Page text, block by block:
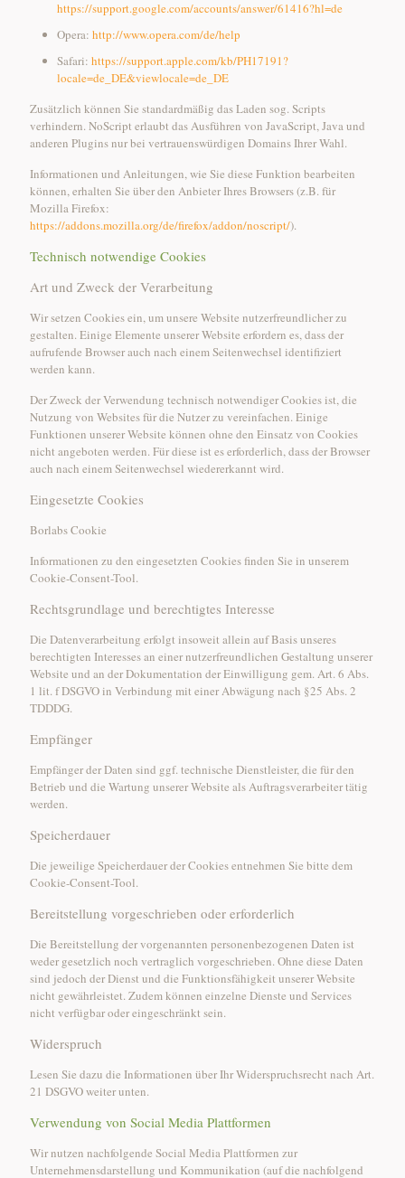
https://support.google.com/accounts/answer/61416?hl=de
Opera: http://www.opera.com/de/help
Safari: https://support.apple.com/kb/PH17191?
locale=de_DE&viewlocale=de_DE
Zusätzlich können Sie standardmäßig das Laden sog. Scripts
verhindern. NoScript erlaubt das Ausführen von JavaScript, Java und
anderen Plugins nur bei vertrauenswürdigen Domains Ihrer Wahl.
Informationen und Anleitungen, wie Sie diese Funktion bearbeiten
können, erhalten Sie über den Anbieter Ihres Browsers (z.B. für
Mozilla Firefox:
https://addons.mozilla.org/de/firefox/addon/noscript/).
Technisch notwendige Cookies
Art und Zweck der Verarbeitung
Wir setzen Cookies ein, um unsere Website nutzerfreundlicher zu
gestalten. Einige Elemente unserer Website erfordern es, dass der
aufrufende Browser auch nach einem Seitenwechsel identifiziert
werden kann.
Der Zweck der Verwendung technisch notwendiger Cookies ist, die
Nutzung von Websites für die Nutzer zu vereinfachen. Einige
Funktionen unserer Website können ohne den Einsatz von Cookies
nicht angeboten werden. Für diese ist es erforderlich, dass der Browser
auch nach einem Seitenwechsel wiedererkannt wird.
Eingesetzte Cookies
Borlabs Cookie
Informationen zu den eingesetzten Cookies finden Sie in unserem
Cookie-Consent-Tool.
Rechtsgrundlage und berechtigtes Interesse
Die Datenverarbeitung erfolgt insoweit allein auf Basis unseres
berechtigten Interesses an einer nutzerfreundlichen Gestaltung unserer
Website und an der Dokumentation der Einwilligung gem. Art. 6 Abs.
1 lit. f DSGVO in Verbindung mit einer Abwägung nach §25 Abs. 2
TDDDG.
Empfänger
Empfänger der Daten sind ggf. technische Dienstleister, die für den
Betrieb und die Wartung unserer Website als Auftragsverarbeiter tätig
werden.
Speicherdauer
Die jeweilige Speicherdauer der Cookies entnehmen Sie bitte dem
Cookie-Consent-Tool.
Bereitstellung vorgeschrieben oder erforderlich
Die Bereitstellung der vorgenannten personenbezogenen Daten ist
weder gesetzlich noch vertraglich vorgeschrieben. Ohne diese Daten
sind jedoch der Dienst und die Funktionsfähigkeit unserer Website
nicht gewährleistet. Zudem können einzelne Dienste und Services
nicht verfügbar oder eingeschränkt sein.
Widerspruch
Lesen Sie dazu die Informationen über Ihr Widerspruchsrecht nach Art.
21 DSGVO weiter unten.
Verwendung von Social Media Plattformen
Wir nutzen nachfolgende Social Media Plattformen zur
Unternehmensdarstellung und Kommunikation (auf die nachfolgend